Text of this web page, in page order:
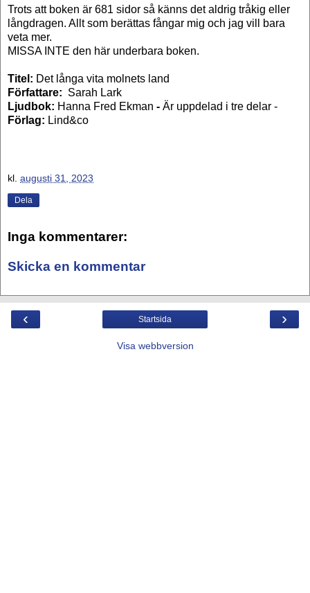
Trots att boken är 681 sidor så känns det aldrig tråkig eller
långdragen. Allt som berättas fångar mig och jag vill bara
veta mer.
MISSA INTE den här underbara boken.
Titel: Det långa vita molnets land
Författare: Sarah Lark
Ljudbok: Hanna Fred Ekman - Är uppdelad i tre delar -
Förlag: Lind&co
kl. augusti 31, 2023
Dela
Inga kommentarer:
Skicka en kommentar
‹ ›
Startsida
Visa webbversion